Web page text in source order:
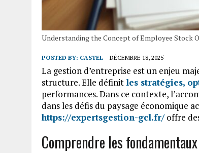
Understanding the Concept of Employee Stock
POSTED BY: CASTEL DÉCEMBRE 18, 2025
La gestion d’entreprise est un enjeu
structure. Elle définitles stratégies,
performances. Dans ce contexte,
dans les défis du paysage économique
https://expertsgestion-gcl.fr/offre
Comprendre les